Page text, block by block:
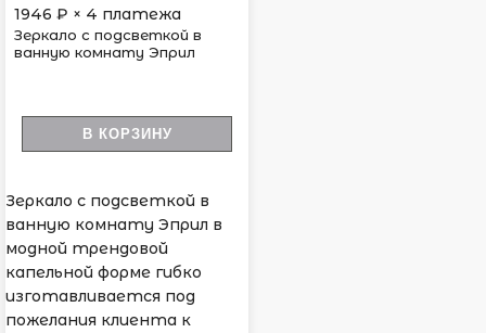
1946 ₽ × 4 платежа
Зеркало с подсветкой в
ванную комнату Эприл
В КОРЗИНУ
Зеркало с подсветкой в
ванную комнату Эприл в
модной трендовой
капельной форме гибко
изготавливается под
пожелания клиента к